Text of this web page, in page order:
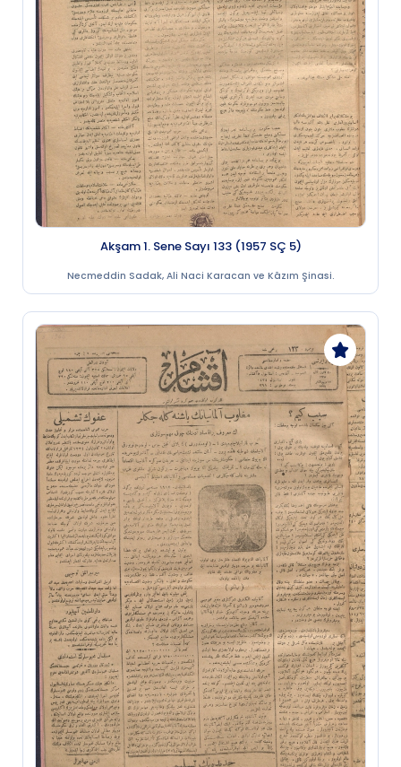
Akşam 1. Sene Sayı 133 (1957 SÇ 5)
Necmeddin Sadak, Ali Naci Karacan ve Kâzım Şinasi.